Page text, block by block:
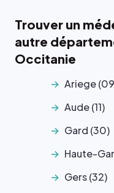
Trouver un
autre
Occitanie
Ariege
Aude (11)
Gard (30)
Haute-
Gers (32)